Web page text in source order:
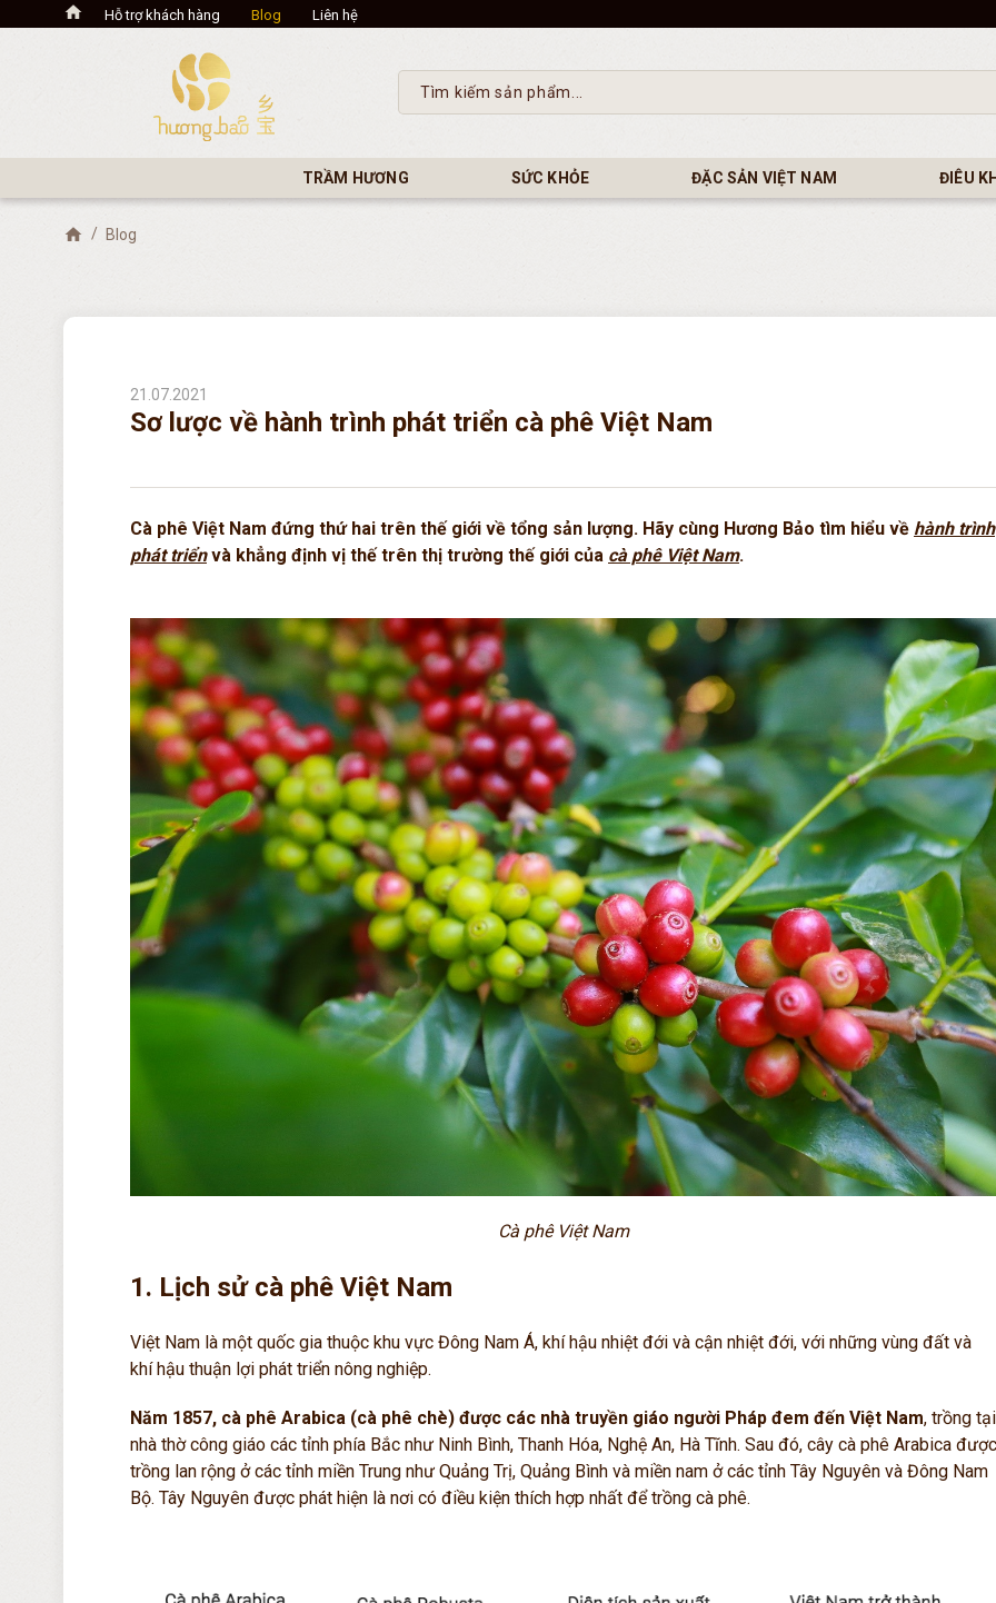
Hỗ trợ khách hàng Blog Liên hệ
TRẦM HƯƠNG SỨC KHỎE ĐẶC SẢN VIỆT NAM ĐIÊU
Blog
21.07.2021
Sơ lược về hành trình phát triển cà phê Việt Nam
Cà phê Việt Nam đứng thứ hai trên thế giới về tổng sản lượng. Hãy cùng Hương Bảo tìm hiểu về hành trình
phát triểnvà khẳng định vị thế trên thị trường thế giới của cà phê Việt Nam.
Cà phê Việt Nam
1. Lịch sử cà phê Việt Nam
Việt Nam là một quốc gia thuộc khu vực Đông Nam Á, khí hậu nhiệt đới và cận nhiệt đới, với những vùng đất và
khí hậu thuận lợi phát triển nông nghiệp.
Năm 1857, cà phê Arabica (cà phê chè) được các nhà truyền giáo người Pháp đem đến Việt Nam, trồng tại
nhà thờ công giáo các tỉnh phía Bắc như Ninh Bình, Thanh Hóa, Nghệ An, Hà Tĩnh. Sau đó, cây cà phê Arabica được
trồng lan rộng ở các tỉnh miền Trung như Quảng Trị, Quảng Bình và miền nam ở các tỉnh Tây Nguyên và Đông Nam
Bộ. Tây Nguyên được phát hiện là nơi có điều kiện thích hợp nhất để trồng cà phê.